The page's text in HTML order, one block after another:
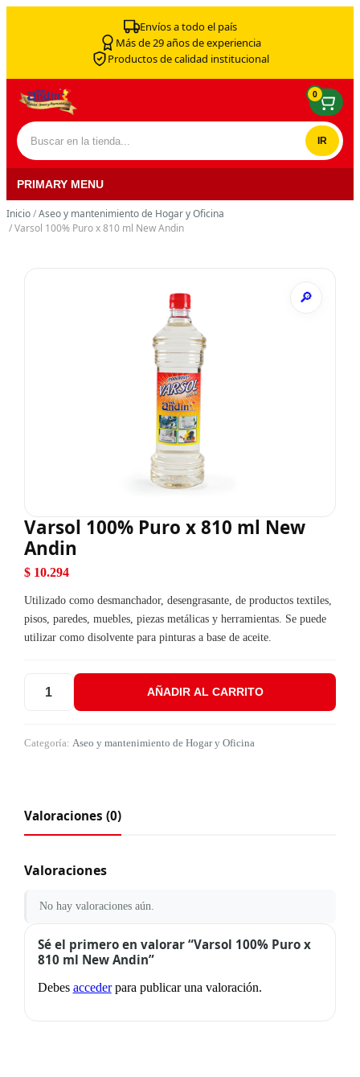
Envíos a todo el país
Más de 29 años de experiencia
Productos de calidad institucional
Buscar por:
0
PRIMARY MENU
Inicio/Aseo y mantenimiento de Hogar y Oficina
/ Varsol 100% Puro x 810 ml New Andin
Varsol 100% Puro x 810 ml New
Andin
$10.294
Utilizado como desmanchador, desengrasante, de productos textiles,
pisos, paredes, muebles, piezas metálicas y herramientas. Se puede
utilizar como disolvente para pinturas a base de aceite.
Varsol 100% Puro x 810 ml New Andin cantidad
AÑADIR AL CARRITO
Categoría: Aseo y mantenimiento de Hogar y Oficina
Valoraciones (0)
Valoraciones
No hay valoraciones aún.
Sé el primero en valorar “Varsol 100% Puro x
810 ml New Andin”
Debes accederpara publicar una valoración.